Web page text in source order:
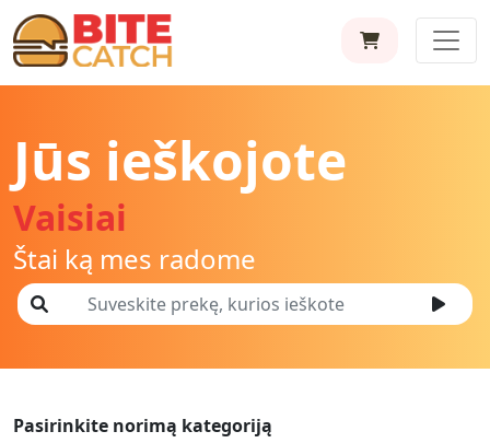
Jūs ieškojote
Vaisiai
Štai ką mes radome
Pasirinkite norimą kategoriją